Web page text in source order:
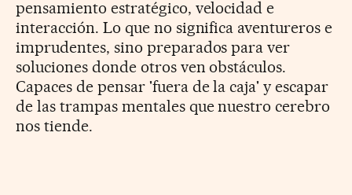
pensamiento estratégico, velocidad e
interacción. Lo que no significa aventureros e
imprudentes, sino preparados para ver
soluciones donde otros ven obstáculos.
Capaces de pensar 'fuera de la caja' y escapar
de las trampas mentales que nuestro cerebro
nos tiende.